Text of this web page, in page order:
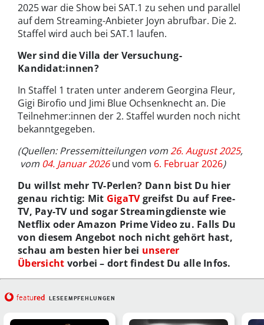
2025 war die Show bei SAT.1 zu sehen und parallel
auf dem Streaming-Anbieter Joyn abrufbar. Die 2.
Staffel wird auch bei SAT.1 laufen.
Wer sind die Villa der Versuchung-
Kandidat:innen?
In Staffel 1 traten unter anderem Georgina Fleur,
Gigi Birofio und Jimi Blue Ochsenknecht an. Die
Teilnehmer:innen der 2. Staffel wurden noch nicht
bekanntgegeben.
(Quellen: Pressemitteilungen vom 26. August 2025,
vom 04. Januar 2026und vom 6. Februar 2026)
Du willst mehr TV-Perlen? Dann bist Du hier
genau richtig: Mit GigaTVgreifst Du auf Free-
TV, Pay-TV und sogar Streamingdienste wie
Netflix oder Amazon Prime Video zu. Falls Du
von diesem Angebot noch nicht gehört hast,
schau am besten hier bei unserer
Übersicht vorbei – dort findest Du alle Infos.
featured LESEEMPFEHLUNGEN